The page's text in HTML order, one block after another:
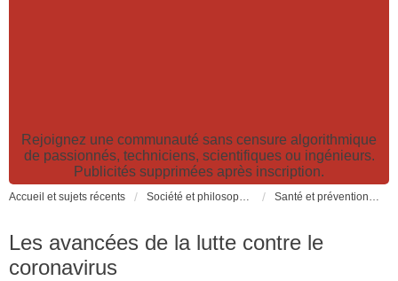
Rejoignez une communauté sans censure algorithmique
de passionnés, techniciens, scientifiques ou ingénieurs.
Publicités supprimées après inscription.
Accueil et sujets récents Société et philosophie. Sciences et technologies. Santé et prévention. Santé et prévention. Pollutions, causes et effets des risques environnementaux
Les avancées de la lutte contre le
coronavirus